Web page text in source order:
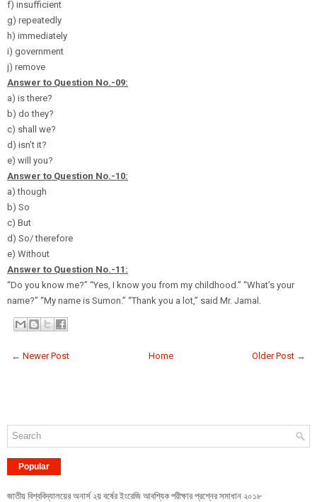
f) insufficient
g) repeatedly
h) immediately
i) government
j) remove
Answer to Question No.-09:
a) is there?
b) do they?
c) shall we?
d) isn’t it?
e) will you?
Answer to Question No.-10:
a) though
b) So
c) But
d) So/ therefore
e) Without
Answer to Question No.-11:
“Do you know me?” “Yes, I know you from my childhood.” “What’s your
name?” “My name is Sumon.” “Thank you a lot,” said Mr. Jamal.
← Newer Post Older Post →
Home
Popular
জাতীয় বিশ্ববিদ্যালয়ের অনার্স ২য় বর্ষের ইংরেজি আবশ্যিক পরীক্ষার প্রশ্নের সমাধান ২০১৮